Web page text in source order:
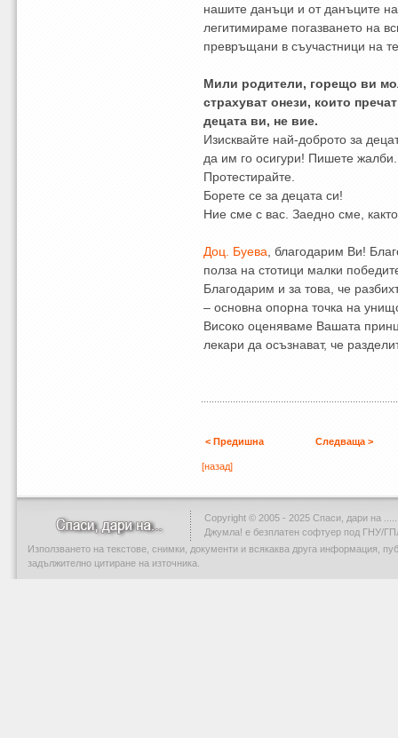
нашите данъци и от данъците
легитимираме погазването на
превръщани в съучастници на
Мили родители, горещо ви
страхуват онези, които
децата ви, не вие.
Изисквайте най-доброто за
да им го осигури! Пишете
Протестирайте.
Борете се за децата си!
Ние сме с вас. Заедно сме,
Доц. Буева , благодарим Ви!
полза на стотици малки
Благодарим и за това, че
– основна опорна точка на
Високо оценяваме Вашата
лекари да осъзнават, че
< Предишна Следваща >
[назад]
Copyright © 2005 - 2025 Спаси, дари на .....
Джумла! е безплатен софтуер под ГНУ/
Използването на текстове, снимки, документи и всякаква друга информация,
задължително цитиране на източника.